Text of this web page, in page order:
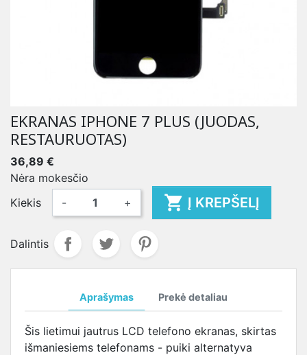
EKRANAS IPHONE 7 PLUS (JUODAS,
RESTAURUOTAS)
36,89 €
Nėra mokesčio
Kiekis
- +  Į KREPŠELĮ
Dalintis
Aprašymas Prekė detaliau
Šis lietimui jautrus LCD telefono ekranas, skirtas
išmaniesiems telefonams - puiki alternatyva